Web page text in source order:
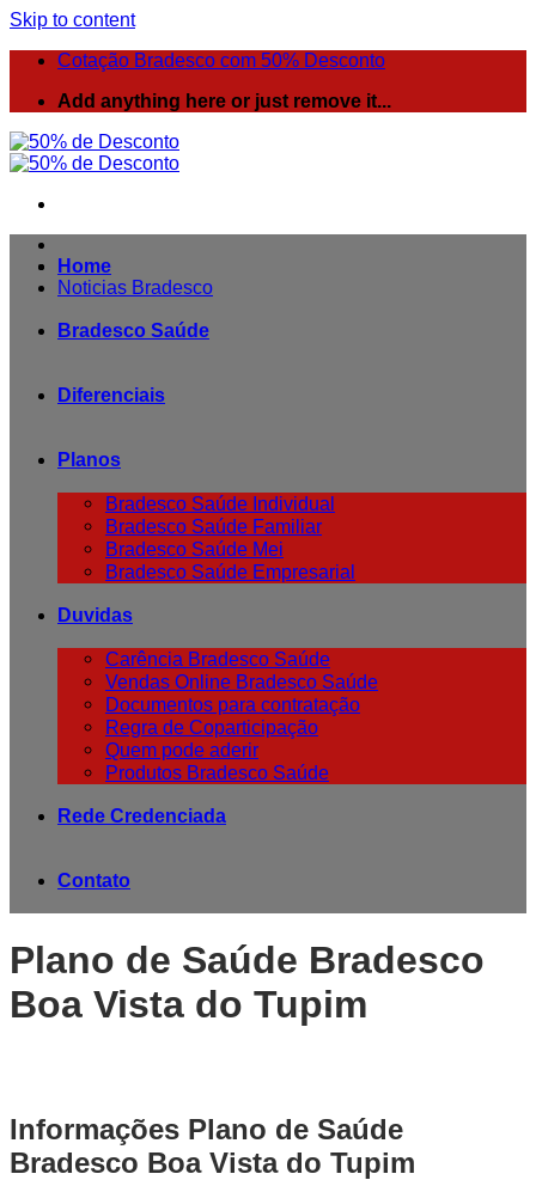
Skip to content
Cotação Bradesco com 50% Desconto
Add anything here or just remove it...
Noticias Bradesco
Home
Bradesco Saúde
Diferenciais
Planos
Bradesco Saúde Individual
Bradesco Saúde Familiar
Bradesco Saúde Mei
Bradesco Saúde Empresarial
Duvidas
Carência Bradesco Saúde
Vendas Online Bradesco Saúde
Documentos para contratação
Regra de Coparticipação
Quem pode aderir
Produtos Bradesco Saúde
Rede Credenciada
Contato
Plano de Saúde Bradesco
Boa Vista do Tupim
Informações Plano de Saúde
Bradesco Boa Vista do Tupim